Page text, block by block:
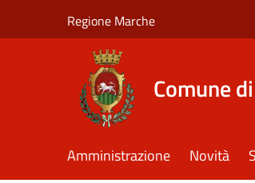
Regione Marche
Comune
Amministrazione Novità